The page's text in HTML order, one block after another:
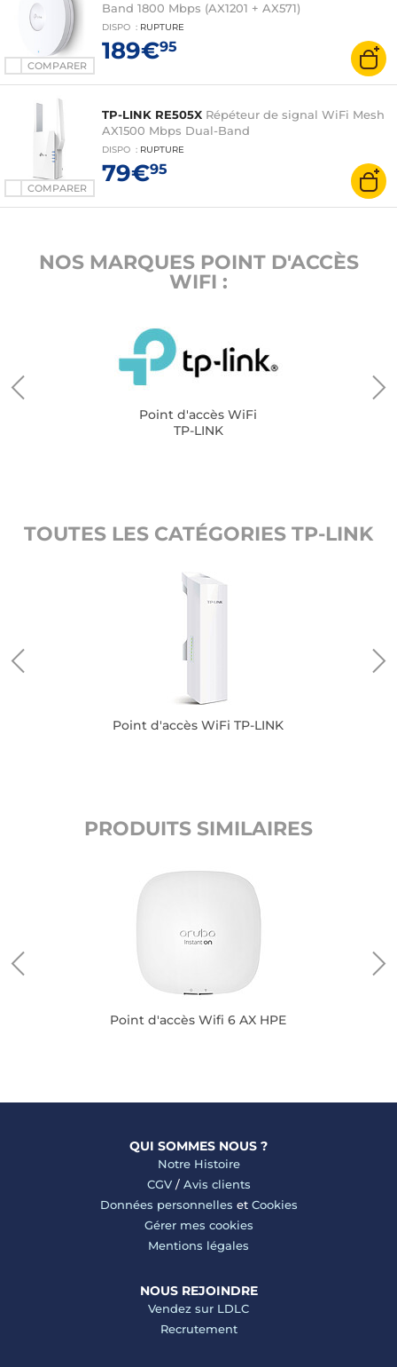
COMPARER
Band 1800 Mbps (AX1201 + AX571)
DISPO : RUPTURE
189€95
COMPARER
TP-LINK RE505X Répéteur de signal WiFi Mesh
AX1500 Mbps Dual-Band
DISPO : RUPTURE
79€95
NOS MARQUES POINT D'ACCÈS
WIFI :
Point d'accès WiFi
TP-LINK
TOUTES LES CATÉGORIES TP-LINK
Point d'accès WiFi TP-LINK
PRODUITS SIMILAIRES
Point d'accès Wifi 6 AX HPE
QUI SOMMES NOUS ?
Notre Histoire
CGV/ Avis clients
Données personnelles et Cookies
Gérer mes cookies
Mentions légales
NOUS REJOINDRE
Vendez sur LDLC
Recrutement